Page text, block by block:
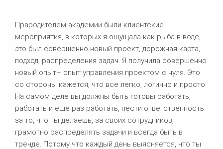
Прародителем академии были клиентские
мероприятия, в которых я ощущала как рыба в воде,
это был совершенно новый проект, дорожная карта,
подход, распределения задач. Я получила совершенно
новый опыт– опыт управления проектом с нуля. Это
со стороны кажется, что все легко, логично и просто.
На самом деле вы должны быть готовы работать,
работать и еще раз работать, нести ответственность
за то, что ты делаешь, за своих сотрудников,
грамотно распределять задачи и всегда быть в
тренде. Потому что каждый день выясняется, что ты